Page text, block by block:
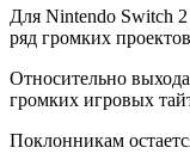
Для Nintendo Switch
ряд громких
Относительно
громких игровых
Поклонникам